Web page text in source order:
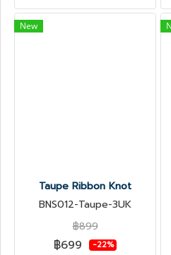
New
Taupe Ribbon Knot
BNS012-Taupe-3UK
฿899
฿699 -22%